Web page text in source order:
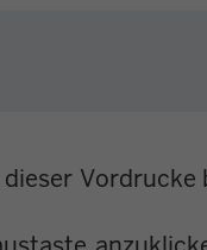
Vordrucke